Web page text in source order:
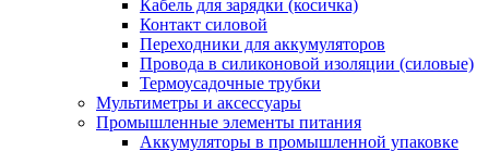
Кабель для зарядки (косичка)
Контакт силовой
Переходники для аккумуляторов
Провода в силиконовой изоляции (силовые)
Термоусадочные трубки
Мультиметры и аксессуары
Промышленные элементы питания
Аккумуляторы в промышленной упаковке